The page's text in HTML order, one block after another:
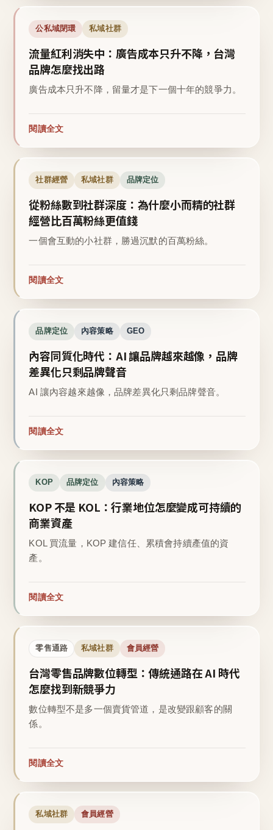
公私域閉環 私域社群
流量紅利消失中：廣告成本只升不降，台灣
品牌怎麼找出路
廣告成本只升不降，留量才是下一個十年的競爭力。
閱讀全文
社群經營 私域社群 品牌定位
從粉絲數到社群深度：為什麼小而精的社群
經營比百萬粉絲更值錢
一個會互動的小社群，勝過沉默的百萬粉絲。
閱讀全文
品牌定位 內容策略 GEO
內容同質化時代：AI 讓品牌越來越像，品牌
差異化只剩品牌聲音
AI 讓內容越來越像，品牌差異化只剩品牌聲音。
閱讀全文
KOP 品牌定位 內容策略
KOP 不是 KOL：行業地位怎麼變成可持續的
商業資產
KOL 買流量，KOP 建信任、累積會持續產值的資
產。
閱讀全文
零售通路 私域社群 會員經營
台灣零售品牌數位轉型：傳統通路在 AI 時代
怎麼找到新競爭力
數位轉型不是多一個賣貨管道，是改變跟顧客的關
係。
閱讀全文
私域社群 會員經營